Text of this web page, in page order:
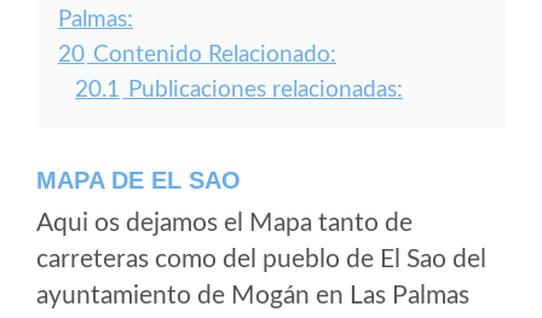
Palmas:
20 Contenido Relacionado:
20.1 Publicaciones relacionadas:
MAPA DE EL SAO
Aqui os dejamos el Mapa tanto de
carreteras como del pueblo de El Sao del
ayuntamiento de Mogán en Las Palmas